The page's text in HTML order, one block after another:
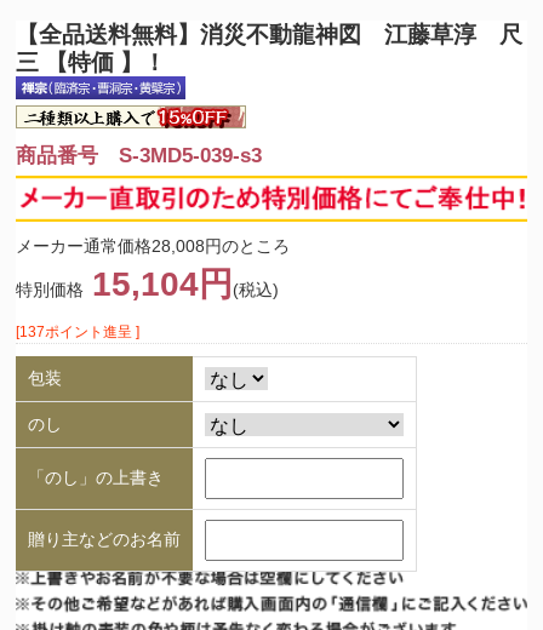
【全品送料無料】消災不動龍神図 江藤草淳 尺
三 【特価 】！
商品番号 S-3MD5-039-s3
メーカー通常価格28,008円のところ
特別価格 15,104円 (税込)
[137ポイント進呈 ]
包装
のし
「のし」の上書き
贈り主などのお名前